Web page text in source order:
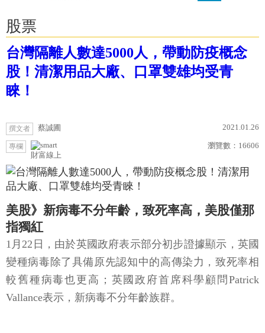
股票
台灣隔離人數達5000人，帶動防疫概念
股！清潔用品大廠、口罩雙雄均受青
睞！
撰文者 蔡誠圃 2021.01.26
專欄
財富線上
瀏覽數： 16606
美股》新病毒不分年齡，致死率高，美股僅那
1月22日，由於英國政府表示部分初步證據顯示，英國
變種病毒除了具備原先認知中的高傳染力，致死率相
較舊種病毒也更高；英國政府首席科學顧問Patrick
Vallance表示，新病毒不分年齡族群。